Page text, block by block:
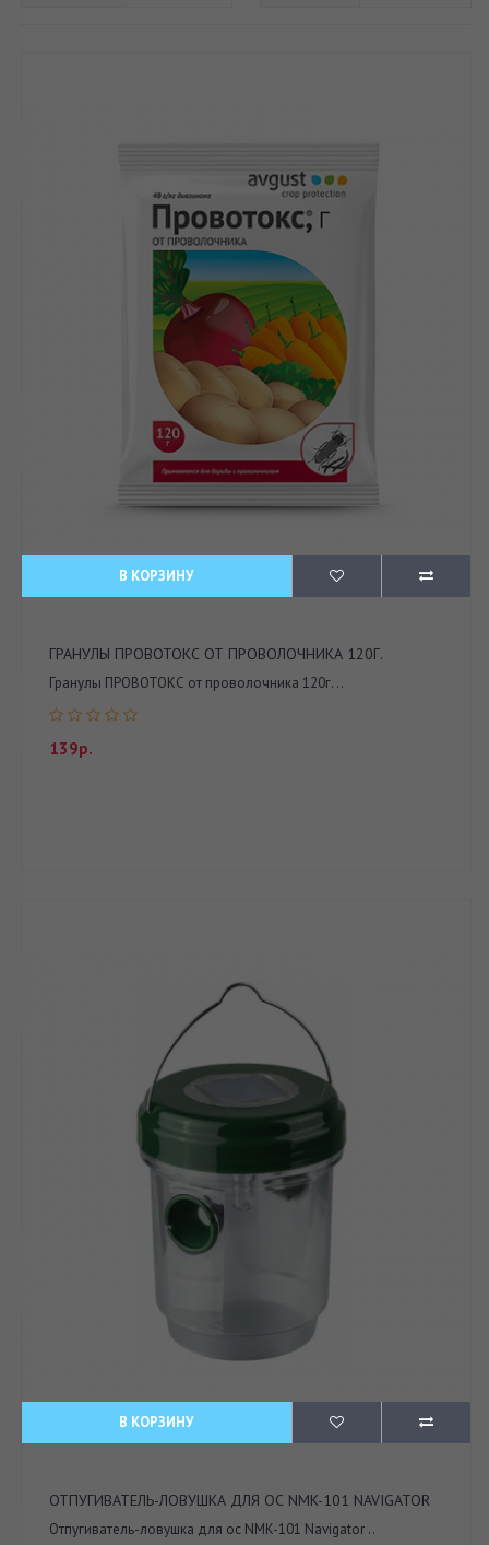
В КОРЗИНУ
ГРАНУЛЫ ПРОВОТОКС ОТ ПРОВОЛОЧНИКА 120Г.
Гранулы ПРОВОТОКС от проволочника 120г. ..
139р.
В КОРЗИНУ
ОТПУГИВАТЕЛЬ-ЛОВУШКА ДЛЯ ОС NMK-101 NAVIGATOR
Отпугиватель-ловушка для ос NMK-101 Navigator ..